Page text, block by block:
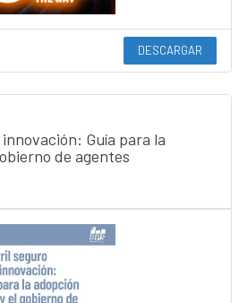
DESCARGAR
Guía para la
de agentes